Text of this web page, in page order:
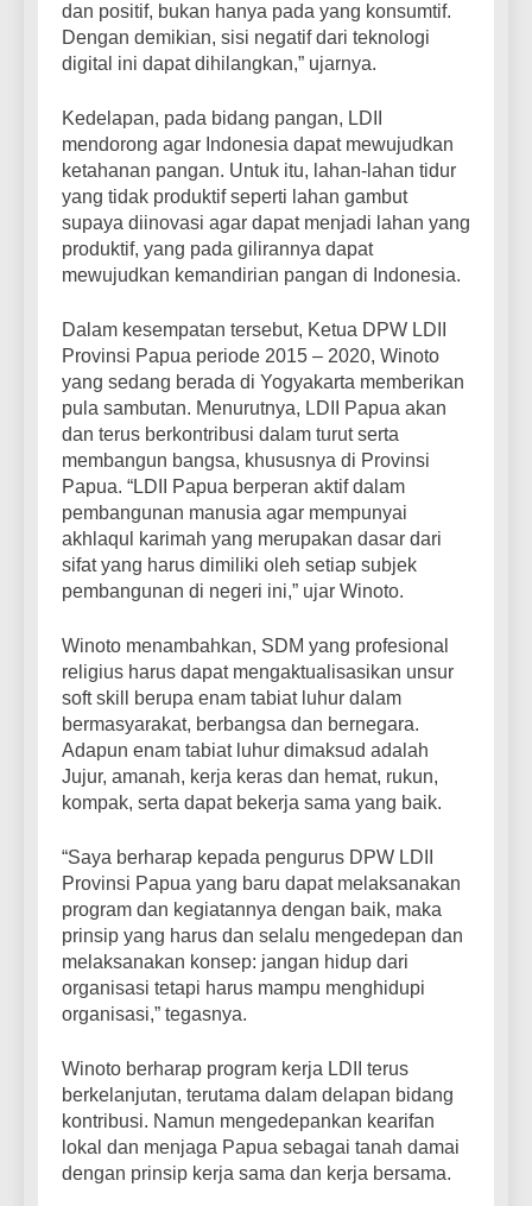
dan positif, bukan hanya pada yang konsumtif.
Dengan demikian, sisi negatif dari teknologi
digital ini dapat dihilangkan,” ujarnya.
Kedelapan, pada bidang pangan, LDII
mendorong agar Indonesia dapat mewujudkan
ketahanan pangan. Untuk itu, lahan-lahan tidur
yang tidak produktif seperti lahan gambut
supaya diinovasi agar dapat menjadi lahan yang
produktif, yang pada gilirannya dapat
mewujudkan kemandirian pangan di Indonesia.
Dalam kesempatan tersebut, Ketua DPW LDII
Provinsi Papua periode 2015 – 2020, Winoto
yang sedang berada di Yogyakarta memberikan
pula sambutan. Menurutnya, LDII Papua akan
dan terus berkontribusi dalam turut serta
membangun bangsa, khususnya di Provinsi
Papua. “LDII Papua berperan aktif dalam
pembangunan manusia agar mempunyai
akhlaqul karimah yang merupakan dasar dari
sifat yang harus dimiliki oleh setiap subjek
pembangunan di negeri ini,” ujar Winoto.
Winoto menambahkan, SDM yang profesional
religius harus dapat mengaktualisasikan unsur
soft skill berupa enam tabiat luhur dalam
bermasyarakat, berbangsa dan bernegara.
Adapun enam tabiat luhur dimaksud adalah
Jujur, amanah, kerja keras dan hemat, rukun,
kompak, serta dapat bekerja sama yang baik.
“Saya berharap kepada pengurus DPW LDII
Provinsi Papua yang baru dapat melaksanakan
program dan kegiatannya dengan baik, maka
prinsip yang harus dan selalu mengedepan dan
melaksanakan konsep: jangan hidup dari
organisasi tetapi harus mampu menghidupi
organisasi,” tegasnya.
Winoto berharap program kerja LDII terus
berkelanjutan, terutama dalam delapan bidang
kontribusi. Namun mengedepankan kearifan
lokal dan menjaga Papua sebagai tanah damai
dengan prinsip kerja sama dan kerja bersama.